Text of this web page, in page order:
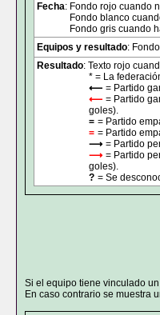
Fecha: Fondo rojo cuando
Fondo blanco
Fondo gris cuando
Equipos y resultado:
Resultado: Texto rojo
* = La
⟵ = Partido
⟵ = Partido
goles).
= = Partido
= = Partido
⟶ = Partido
⟶ = Partido
goles).
? = Se
Si el equipo tiene vinculado
En caso contrario se muestra